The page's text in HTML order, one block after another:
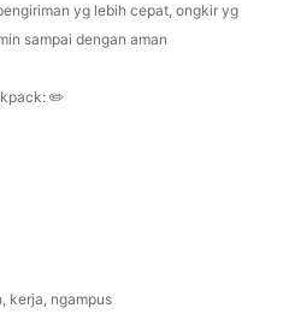
yg lebih cepat, ongkir yg
sampai dengan aman
✏️
kerja, ngampus